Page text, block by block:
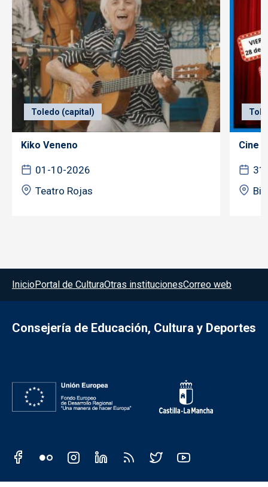
Toledo (capital)
Kiko Veneno
01-10-2026
Teatro Rojas
Cine
Menú del pie
InicioPortal de CulturaOtras institucionesCorreo web
Consejería de Educación, Cultura y Deportes
Redes sociales JCCM